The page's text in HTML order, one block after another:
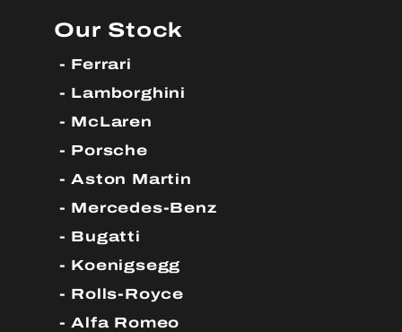
Our Stock
Ferrari
Lamborghini
McLaren
Porsche
Aston Martin
Mercedes-Benz
Bugatti
Koenigsegg
Rolls-Royce
Alfa Romeo